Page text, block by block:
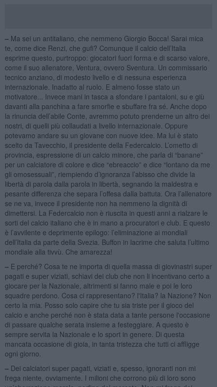
–Ma sei un antitaliano, che nemmeno Giorgio Bocca! Sarai mica
te, come dice Renzi, che gufi? Comunque il calcio dell’Italia
esprime questo, purtroppo: giocatori fuori forma e di scarso valore,
come il suo allenatore, Ventura, ovvero Sventura. Un commissario
tecnico anziano, di modesto livello e di nessuna esperienza
internazionale. Inadatto al ruolo. E almeno fosse stato un
motivatore... Invece mani in tasca a sfondare i pantaloni, su e giù
davanti alla panchina a fare smorfie e sbuffare fra sé. Anche dopo
la rinuncia dell’abile Conte, avremmo potuto prenderne un altro dei
nostri, di quelli più collaudati a livello internazionale. Oppure
potevamo andare su un giovane con nuove idee. Ma lui è stato
scelto da Tavecchio, il presidente della Federcalcio. L’ometto di
provincia, espressione di un calcio minore, che parla di “banane”
per un calciatore di colore e dice “ebreaccio” e dice “lontano da me
gli omosessuali”, riempiendo d’ignoranza l’abisso che divide la
libertà di parola dalla parola in libertà, segnando la maldestra e
pesante differenza che separa l’offesa dalla battuta. Ora l’allenatore
se ne va, invece il presidente non ha nemmeno la dignità di
dimettersi. La Federcalcio non è riuscita in questi anni a rialzare le
sorti del calcio italiano che è in mano a procuratori e club. E questo
è l’avvilente e deprimente epilogo: l’eliminazione ai mondiali
dell’Italia da parte della Svezia. Buffon in lacrime che saluta l’ultimo
mondiale alla tivvù. Che amarezza!
–E perché? Cosa te ne importa di quella massa di giovinastri super
pagati e super viziati, schiavi dei club che non li incentivano certo a
giocare per la Nazionale, altrimenti si fanno male e poi le loro
squadre perdono. Cosa ci rappresentano? l'Italia? la Nazione? Non
certo la mia. Posso solo capire che tu sia triste per il gioco del
calcio e anche perché non è stata data a tante persone l'occasione
di passare qualche serata insieme a festeggiare. A questo è
sempre servita la Nazionale e lo sport in genere. Di questa
mancata occasione di gioia, in tanta tristezza che tutti ci affligge
ogni giorno.
–Dei calciatori super pagati, viziati e, spesso, ignoranti non mi
frega niente, ovviamente. I milioni che corrono più di loro sono